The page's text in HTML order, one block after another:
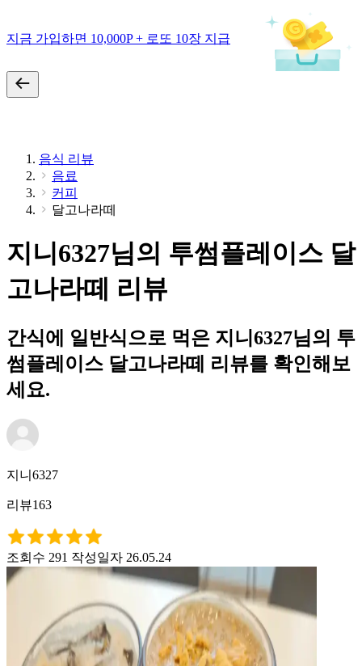
지금 가입하면 10,000P + 로또 10장 지급
음식 리뷰
음료
커피
달고나라떼
지니6327님의 투썸플레이스 달
고나라떼 리뷰
간식에 일반식으로 먹은 지니6327님의 투
썸플레이스 달고나라떼 리뷰를 확인해보
세요.
지니6327
리뷰163
조회수 291 작성일자 26.05.24